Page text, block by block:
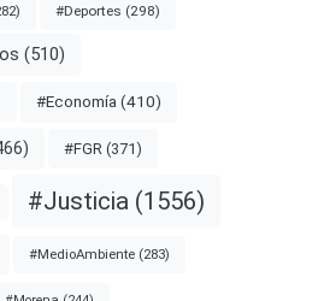
#Deportes (298)
(510)
#Economía (410)
#FGR (371)
#Justicia (1556)
#MedioAmbiente (283)